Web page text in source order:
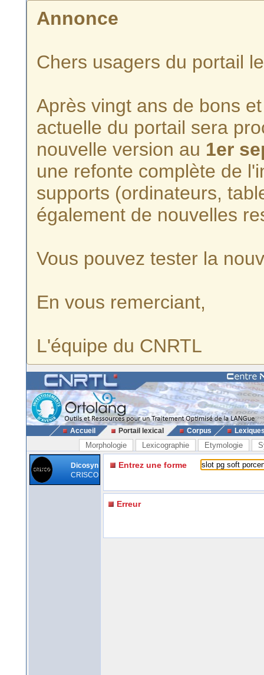
Annonce
Chers usagers du portail
Après vingt ans de bons
actuelle du portail sera
nouvelle version au 1er
une refonte complète de
supports (ordinateurs,
également de nouvelles
Vous pouvez tester la
En vous remerciant,
L'équipe du CNRTL
Accueil Portail lexical Corpus
Morphologie Lexicographie Etymologie
Dicosyn
CRISCO
Entrez une forme
Erreur